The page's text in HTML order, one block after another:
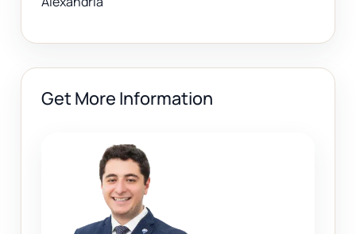
Get More Information